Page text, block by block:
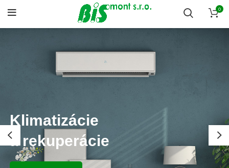
0
Klimatizácie
a rekuperácie